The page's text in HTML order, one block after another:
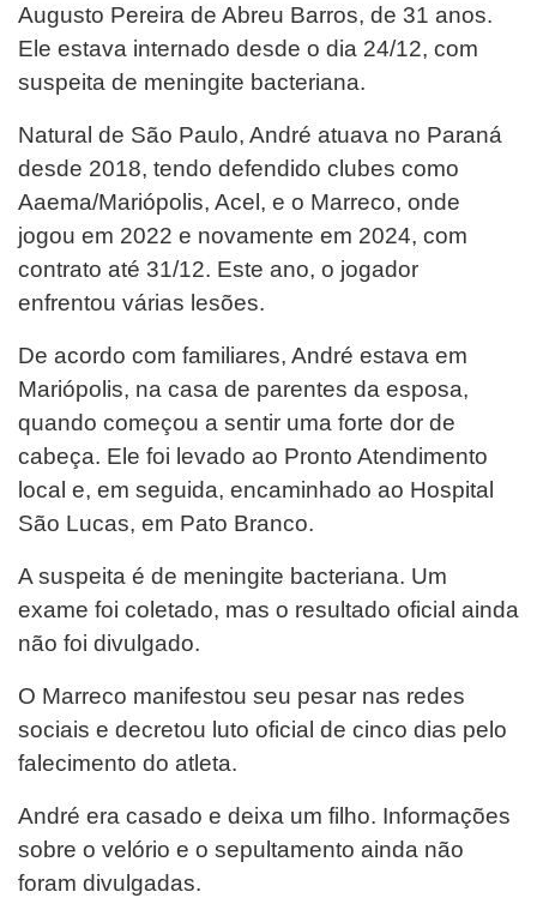
Augusto Pereira de Abreu Barros, de 31 anos.
Ele estava internado desde o dia 24/12, com
suspeita de meningite bacteriana.
Natural de São Paulo, André atuava no Paraná
desde 2018, tendo defendido clubes como
Aaema/Mariópolis, Acel, e o Marreco, onde
jogou em 2022 e novamente em 2024, com
contrato até 31/12. Este ano, o jogador
enfrentou várias lesões.
De acordo com familiares, André estava em
Mariópolis, na casa de parentes da esposa,
quando começou a sentir uma forte dor de
cabeça. Ele foi levado ao Pronto Atendimento
local e, em seguida, encaminhado ao Hospital
São Lucas, em Pato Branco.
A suspeita é de meningite bacteriana. Um
exame foi coletado, mas o resultado oficial ainda
não foi divulgado.
O Marreco manifestou seu pesar nas redes
sociais e decretou luto oficial de cinco dias pelo
falecimento do atleta.
André era casado e deixa um filho. Informações
sobre o velório e o sepultamento ainda não
foram divulgadas.